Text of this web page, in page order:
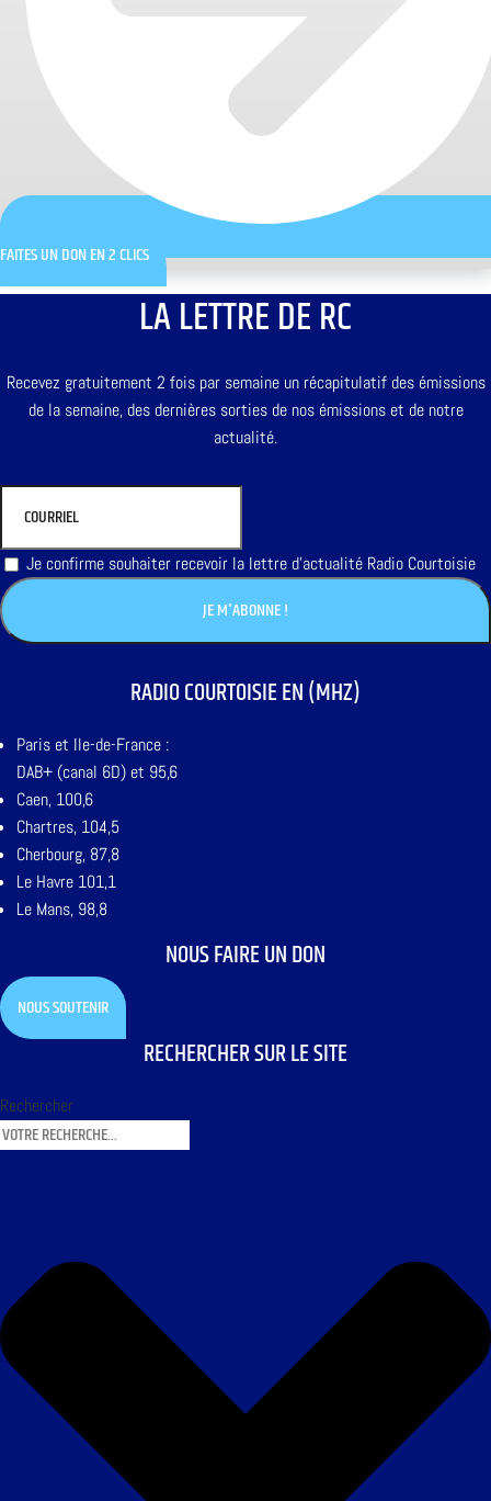
FAITES UN DON EN 2 CLICS
LA LETTRE DE RC
Recevez gratuitement 2 fois par semaine un récapitulatif des émissions
de la semaine, des dernières sorties de nos émissions et de notre
actualité.
Je confirme souhaiter recevoir la lettre d'actualité Radio Courtoisie
RADIO COURTOISIE EN (MHZ)
Paris et Ile-de-France :
DAB+ (canal 6D) et 95,6
Caen, 100,6
Chartres, 104,5
Cherbourg, 87,8
Le Havre 101,1
Le Mans, 98,8
NOUS FAIRE UN DON
NOUS SOUTENIR
RECHERCHER SUR LE SITE
Rechercher